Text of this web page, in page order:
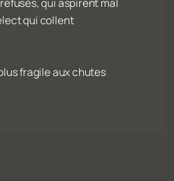
qui aspirent mal
qui collent
fragile aux chutes